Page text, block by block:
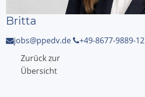
Britta
jobs@ppedv.de +49-8677-9889-12
Zurück zur
Übersicht